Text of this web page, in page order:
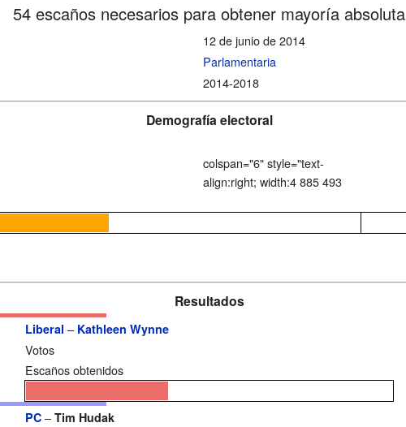
54 escaños necesarios para obtener mayoría absoluta
12 de junio de 2014
Parlamentaria
2014-2018
Demografía electoral
colspan="6" style="text-
align:right; width:4 885 493
Resultados
Liberal – Kathleen Wynne
Votos
Escaños obtenidos
PC– Tim Hudak